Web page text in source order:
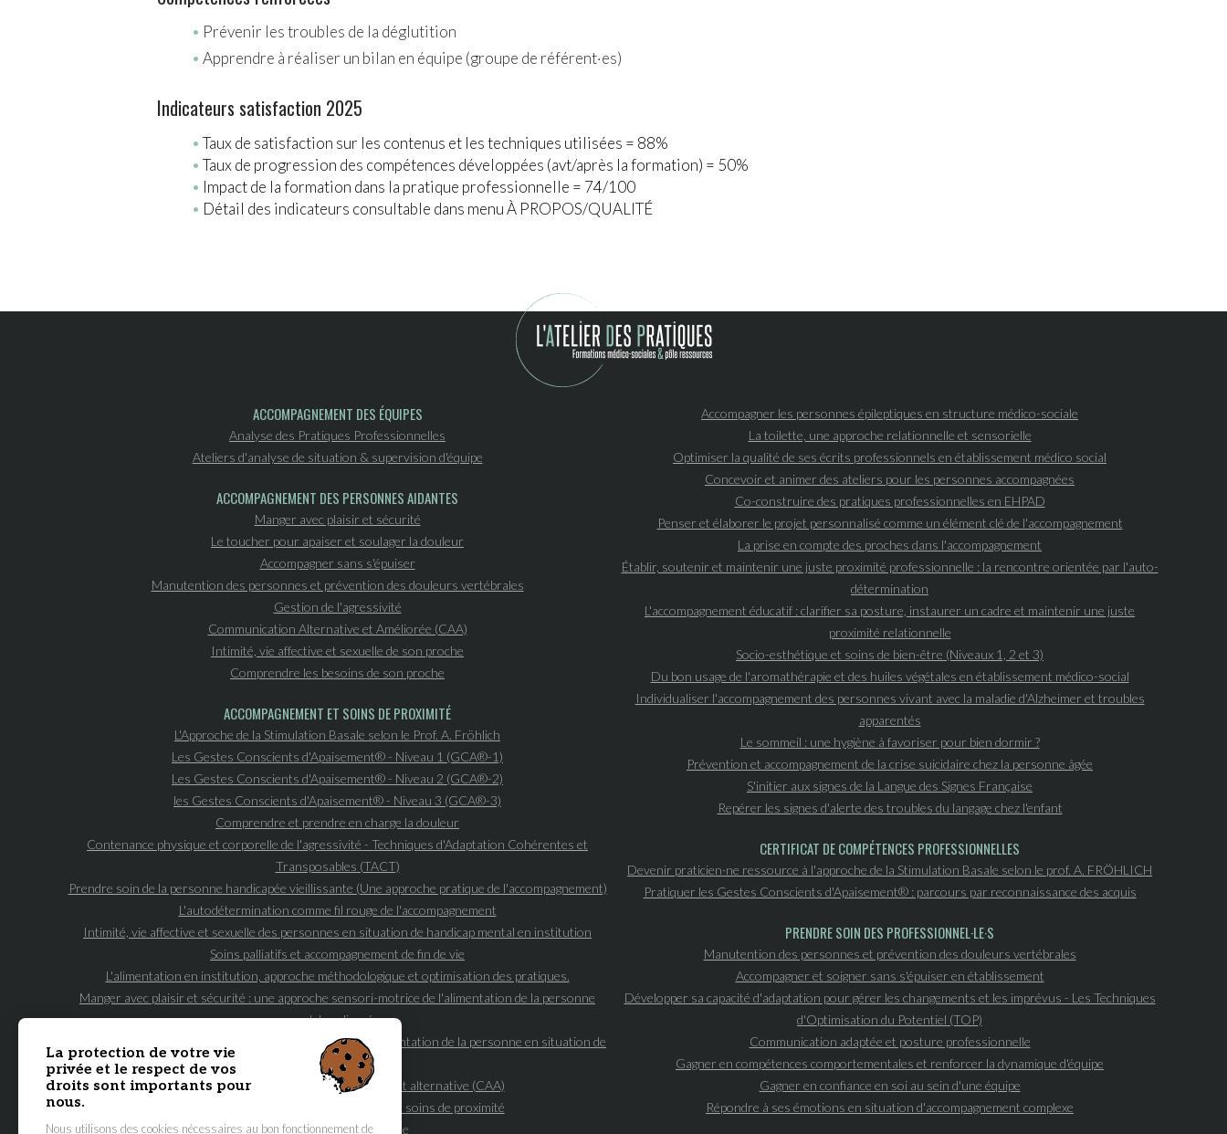
Prévenir les troubles de la déglutition
Apprendre à réaliser un bilan en équipe (groupe de référent·es)
Indicateurs satisfaction 2025
Taux de satisfaction sur les contenus et les techniques utilisées = 88%
Taux de progression des compétences développées (avt/après la formation) = 50%
Impact de la formation dans la pratique professionnelle = 74/100
Détail des indicateurs consultable dans menu À PROPOS/QUALITÉ
ACCOMPAGNEMENT DES ÉQUIPES
Analyse des Pratiques Professionnelles
Ateliers d'analyse de situation & supervision d'équipe
ACCOMPAGNEMENT DES PERSONNES AIDANTES
Manger avec plaisir et sécurité
Le toucher pour apaiser et soulager la douleur
Accompagner sans s'épuiser
Manutention des personnes et prévention des douleurs vertébrales
Gestion de l'agressivité
Communication Alternative et Améliorée (CAA)
Intimité, vie affective et sexuelle de son proche
Comprendre les besoins de son proche
ACCOMPAGNEMENT ET SOINS DE PROXIMITÉ
L'Approche de la Stimulation Basale selon le Prof. A. Fröhlich
Les Gestes Conscients d'Apaisement® - Niveau 1 (GCA®-1)
Les Gestes Conscients d'Apaisement® - Niveau 2 (GCA®-2)
les Gestes Conscients d'Apaisement® - Niveau 3 (GCA®-3)
Comprendre et prendre en charge la douleur
Contenance physique et corporelle de l'agressivité - Techniques d'Adaptation Cohérentes et
Transposables (TACT)
Prendre soin de la personne handicapée vieillissante (Une approche pratique de l'accompagnement)
L'autodétermination comme fil rouge de l'accompagnement
Intimité, vie affective et sexuelle des personnes en situation de handicap mental en institution
Soins palliatifs et accompagnement de fin de vie
L'alimentation en institution, approche méthodologique et optimisation des pratiques.
Manger avec plaisir et sécurité : une approche sensori-motrice de l'alimentation de la personne
polyhandicapée
Prévention des fausses routes & bilans des capacités d'alimentation de la personne en situation de
polyhandicap
Communication non-verbale, sensorielle et alternative (CAA)
Les essentiels de l'accompagnement et des soins de proximité
La démarche bientraitante
Accompagner les personnes épileptiques en structure médico-sociale
La toilette, une approche relationnelle et sensorielle
Optimiser la qualité de ses écrits professionnels en établissement médico social
Concevoir et animer des ateliers pour les personnes accompagnées
Co-construire des pratiques professionnelles en EHPAD
Penser et élaborer le projet personnalisé comme un élément clé de l'accompagnement
La prise en compte des proches dans l'accompagnement
Établir, soutenir et maintenir une juste proximité professionnelle : la rencontre orientée par l'auto-
détermination
L'accompagnement éducatif : clarifier sa posture, instaurer un cadre et maintenir une juste
proximité relationnelle
Socio-esthétique et soins de bien-être (Niveaux 1, 2 et 3)
Du bon usage de l'aromathérapie et des huiles végétales en établissement médico-social
Individualiser l'accompagnement des personnes vivant avec la maladie d'Alzheimer et troubles
apparentés
Le sommeil : une hygiène à favoriser pour bien dormir ?
Prévention et accompagnement de la crise suicidaire chez la personne âgée
S'initier aux signes de la Langue des Signes Française
Repérer les signes d'alerte des troubles du langage chez l'enfant
CERTIFICAT DE COMPÉTENCES PROFESSIONNELLES
Devenir praticien·ne ressource à l'approche de la Stimulation Basale selon le prof. A. FRÖHLICH
Pratiquer les Gestes Conscients d'Apaisement® : parcours par reconnaissance des acquis
PRENDRE SOIN DES PROFESSIONNEL·LE·S
Manutention des personnes et prévention des douleurs vertébrales
Accompagner et soigner sans s'épuiser en établissement
Développer sa capacité d'adaptation pour gérer les changements et les imprévus - Les Techniques
d'Optimisation du Potentiel (TOP)
Communication adaptée et posture professionnelle
Gagner en compétences comportementales et renforcer la dynamique d'équipe
Gagner en confiance en soi au sein d'une équipe
Répondre à ses émotions en situation d'accompagnement complexe
La protection de votre vie
privée et le respect de vos
droits sont importants pour
nous.
Nous utilisons des cookies nécessaires au bon fonctionnement de